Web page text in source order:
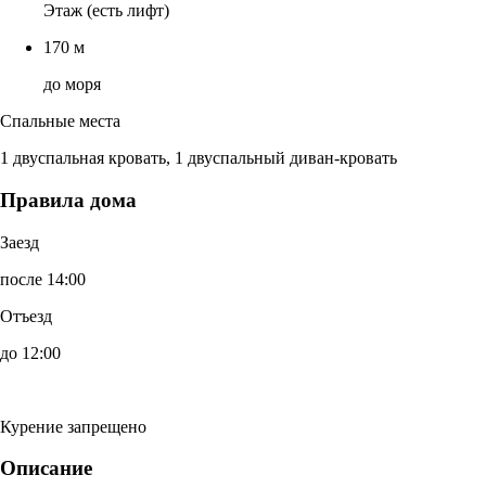
Этаж (есть лифт)
170 м
до моря
Спальные места
1 двуспальная кровать, 1 двуспальный диван-кровать
Правила дома
Заезд
после 14:00
Отъезд
до 12:00
Курение запрещено
Описание